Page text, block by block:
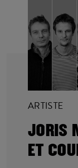
ARTISTE
JORIS
ET